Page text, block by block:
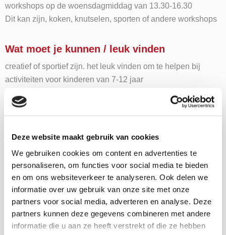
Deze website maakt gebruik van cookies
We gebruiken cookies om content en advertenties te
personaliseren, om functies voor social media te bieden
en om ons websiteverkeer te analyseren. Ook delen we
informatie over uw gebruik van onze site met onze
partners voor social media, adverteren en analyse. Deze
partners kunnen deze gegevens combineren met andere
informatie die u aan ze heeft verstrekt of die ze hebben
workshops op de woensdagmiddag van 13.30-16.30
Dit kan zijn, koken, knutselen, sporten of andere workshops
Wat moet je kunnen / leuk vinden
creatief of sportief zijn. het leuk vinden om te helpen bij
activiteiten voor kinderen van 7-12 jaar
Wil je deze MaS
stage gaan doen?
"* " geeft vereiste velden aan
Wachtwoord *